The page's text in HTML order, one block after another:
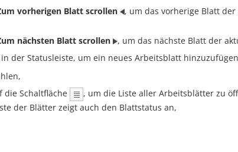
vorherigen Blatt scrollen
, um das vorherige Blatt
nächsten Blatt scrollen
, um das nächste Blatt der
in der Statusleiste, um ein neues Arbeitsblatt
die Schaltfläche
, um die Liste aller Arbeitsblätter zu
der Blätter zeigt auch den Blattstatus an,